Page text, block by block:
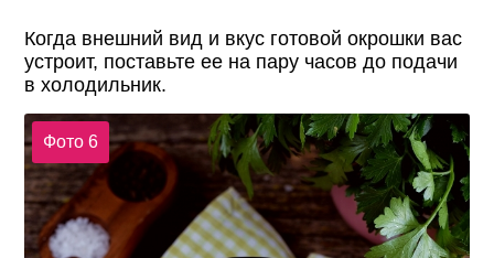
Когда внешний вид и вкус готовой окрошки вас
устроит, поставьте ее на пару часов до подачи
в холодильник.
Фото 6